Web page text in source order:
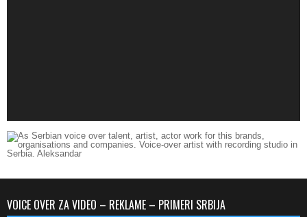
VOICE OVER ZA VIDEO – REKLAME – PRIMERI SRBIJA